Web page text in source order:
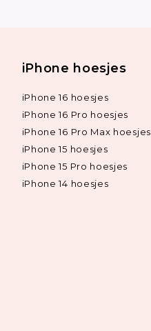
iPhone hoesjes
iPhone 16 hoesjes
iPhone 16 Pro hoesjes
iPhone 16 Pro Max hoesjes
iPhone 15 hoesjes
iPhone 15 Pro hoesjes
iPhone 14 hoesjes